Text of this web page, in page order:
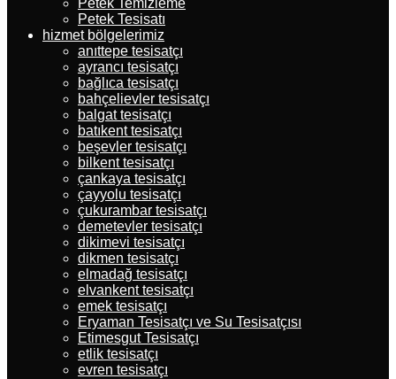
Petek Temizleme
Petek Tesisatı
hizmet bölgelerimiz
anıttepe tesisatçı
ayrancı tesisatçı
bağlıca tesisatçı
bahçelievler tesisatçı
balgat tesisatçı
batıkent tesisatçı
beşevler tesisatçı
bilkent tesisatçı
çankaya tesisatçı
çayyolu tesisatçı
çukurambar tesisatçı
demetevler tesisatçı
dikimevi tesisatçı
dikmen tesisatçı
elmadağ tesisatçı
elvankent tesisatçı
emek tesisatçı
Eryaman Tesisatçı ve Su Tesisatçısı
Etimesgut Tesisatçı
etlik tesisatçı
evren tesisatçı